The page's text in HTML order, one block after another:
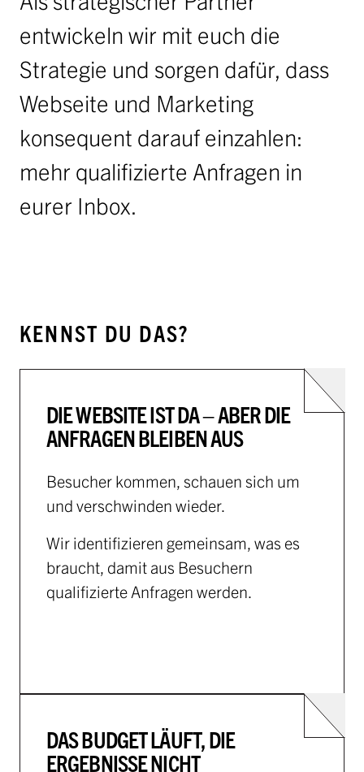
entwickeln wir mit euch die
Strategie und sorgen dafür, dass
Webseite und Marketing
konsequent darauf einzahlen:
mehr qualifizierte Anfragen in
eurer Inbox.
KENNST DU DAS?
DIE WEBSITE IST DA – ABER DIE
ANFRAGEN BLEIBEN AUS
Besucher kommen, schauen sich um
und verschwinden wieder.
Wir identifizieren gemeinsam, was es
braucht, damit aus Besuchern
qualifizierte Anfragen werden.
DAS BUDGET LÄUFT, DIE
ERGEBNISSE NICHT